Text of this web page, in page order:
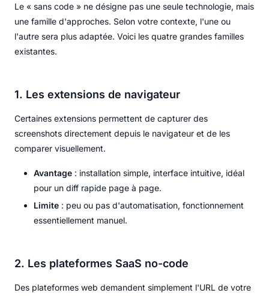
Le « sans code » ne désigne pas une seule technologie, mais
une famille d'approches. Selon votre contexte, l'une ou
l'autre sera plus adaptée. Voici les quatre grandes familles
existantes.
1. Les extensions de navigateur
Certaines extensions permettent de capturer des
screenshots directement depuis le navigateur et de les
comparer visuellement.
Avantage : installation simple, interface intuitive, idéal
pour un diff rapide page à page.
Limite : peu ou pas d'automatisation, fonctionnement
essentiellement manuel.
2. Les plateformes SaaS no-code
Des plateformes web demandent simplement l'URL de votre